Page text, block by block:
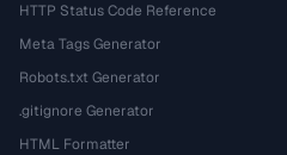
HTTP Status Code Reference
Meta Tags Generator
Robots.txt Generator
.gitignore Generator
HTML Formatter